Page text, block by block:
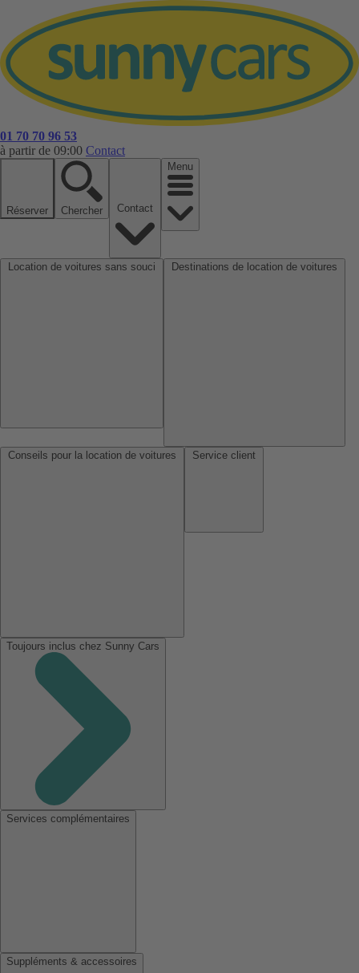
01 70 70 96 53
à partir de 09:00 Contact
Réserver Chercher
Menu
Toujours inclus chez Sunny Cars
Services complémentaires
Suppléments & accessoires